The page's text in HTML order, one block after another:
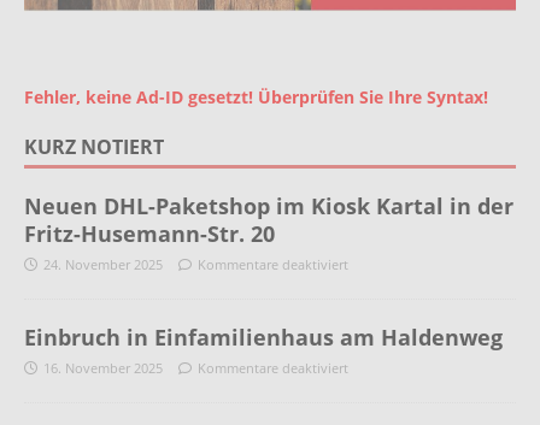
Fehler, keine Ad-ID gesetzt! Überprüfen Sie Ihre Syntax!
KURZ NOTIERT
Neuen DHL-Paketshop im Kiosk Kartal in der
Fritz-Husemann-Str. 20
24. November 2025 Kommentare deaktiviert
Einbruch in Einfamilienhaus am Haldenweg
16. November 2025 Kommentare deaktiviert